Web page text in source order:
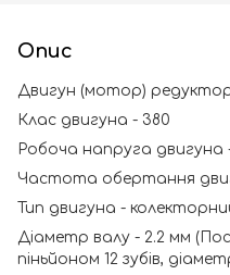
Опис
Двигун (мотор)
Клас двигуна - 380
Робоча напруга двигуна
Частота обертання
Тип двигуна -
Діаметр валу - 2.2 мм
піньйоном 12 зубів,